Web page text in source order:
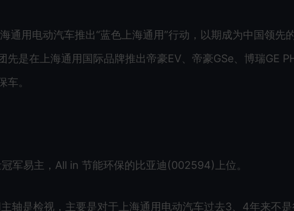
通用电动汽车推出“蓝色上海通用”行动，以期成为中国领先
是在上海通用国际品牌推出帝豪EV、帝豪GSe、博瑞GE
。
军易主，All in 节能环保的比亚迪(002594)上位。
轴是检视，主要是对于上海通用电动汽车过去3、4年来不是